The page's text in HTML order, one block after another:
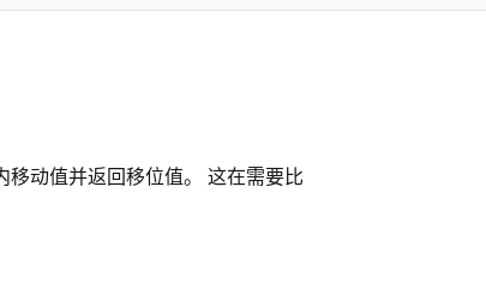
动值并返回移位值。 这在需要比